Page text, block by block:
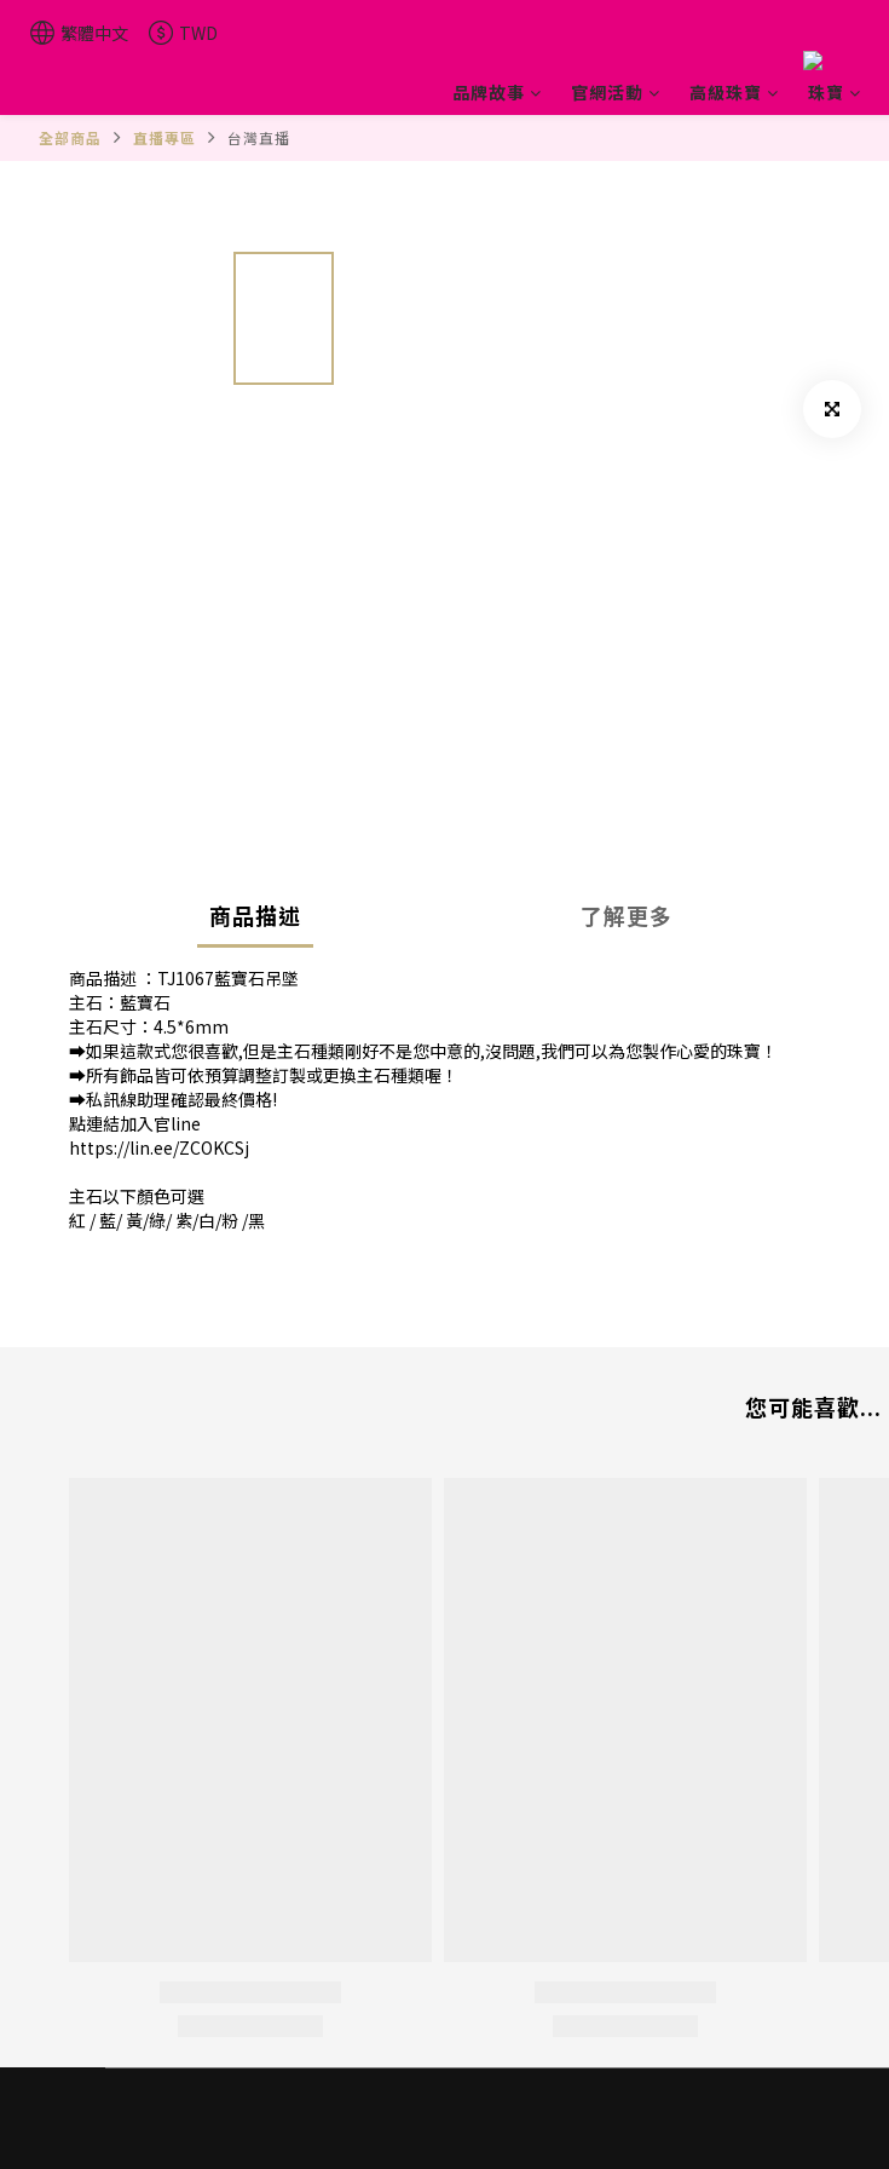
繁體中文 TWD
品牌故事 官網活動 高級珠寶 珠寶
全部商品 直播專區 台灣直播
商品描述 了解更多
商品描述 ：TJ1067藍寶石吊墜
主石：藍寶石
主石尺寸：4.5*6mm
➡️如果這款式您很喜歡,但是主石種類剛好不是您中意的,沒問題,我們可以為您製作心愛的珠寶！
➡️所有飾品皆可依預算調整訂製或更換主石種類喔！
➡️私訊線助理確認最終價格!
點連結加入官line
https://lin.ee/ZCOKCSj
主石以下顏色可選
紅 / 藍/ 黃/綠/ 紫/白/粉 /黑
您可能喜歡...